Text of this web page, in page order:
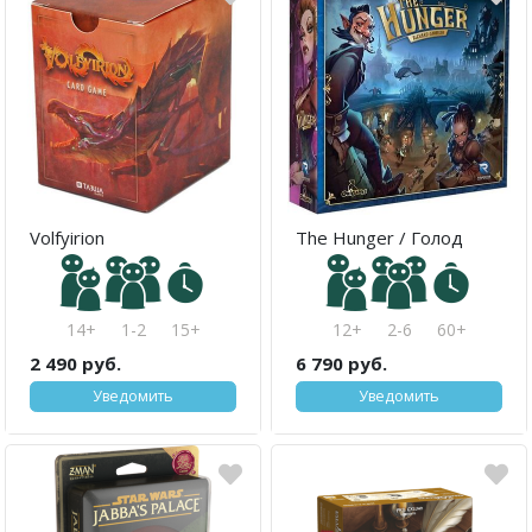
Volfyirion
14+ 1-2 15+
2 490 руб.
Уведомить
The Hunger / Голод
12+ 2-6 60+
6 790 руб.
Уведомить